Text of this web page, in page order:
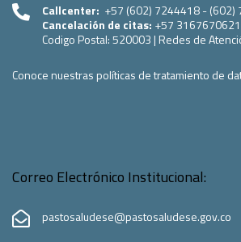
Callcenter: +57 (602) 7244418 - (602)
Cancelación de citas: +57 3167670621
Codigo Postal:520003 | Redes de
Conoce nuestras políticas de tratamiento de
Correo Electrónico Institucional:
pastosaludese@pastosaludese.gov.co